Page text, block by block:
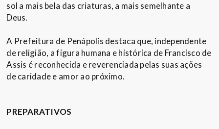
sol a mais bela das criaturas, a mais semelhante a
Deus.
A Prefeitura de Penápolis destaca que, independente
de religião, a figura humana e histórica de Francisco de
Assis é reconhecida e reverenciada pelas suas ações
de caridade e amor ao próximo.
PREPARATIVOS